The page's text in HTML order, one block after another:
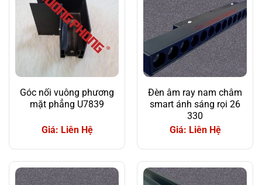
Góc nối vuông phương
mặt phẳng U7839
Giá: Liên Hệ
Đèn âm ray nam châm
smart ánh sáng rọi 26
330
Giá: Liên Hệ